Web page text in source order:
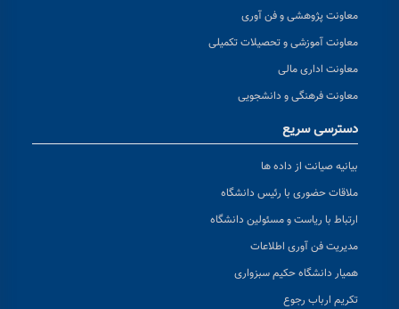
معاونت پژوهشی و فن آوری
معاونت آموزشی و تحصیلات تکمیلی
معاونت اداری مالی
معاونت فرهنگی و دانشجویی
دسترسی سریع
بیانیه صیانت از داده ها
ملاقات حضوری با رئیس دانشگاه
ارتباط با ریاست و مسئولین دانشگاه
مدیریت فن آوری اطلاعات
همیار دانشگاه حکیم سبزواری
تکریم ارباب رجوع